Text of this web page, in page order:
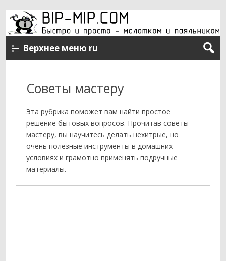
Верхнее меню ru
Советы мастеру
Эта рубрика поможет вам найти простое
решение бытовых вопросов. Прочитав советы
мастеру, вы научитесь делать нехитрые, но
очень полезные инструменты в домашних
условиях и грамотно применять подручные
материалы.